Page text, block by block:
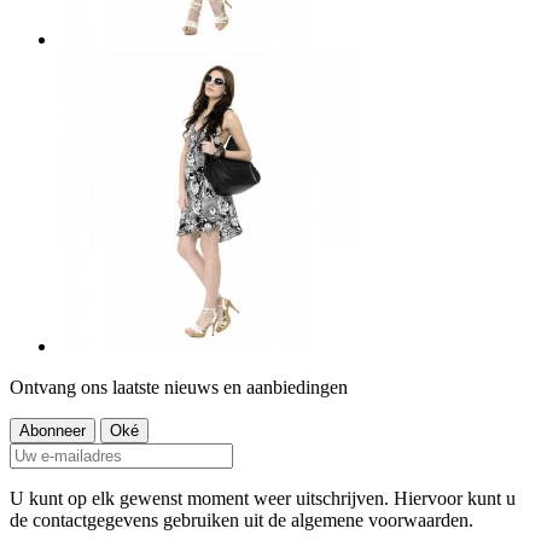
Ontvang ons laatste nieuws en aanbiedingen
U kunt op elk gewenst moment weer uitschrijven. Hiervoor kunt u
de contactgegevens gebruiken uit de algemene voorwaarden.